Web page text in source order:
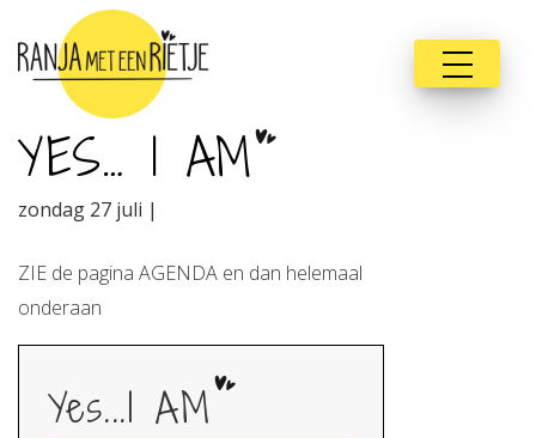
YES… I AM
zondag 27 juli |
ZIE de pagina AGENDA en dan helemaal
onderaan
Yes...I AM